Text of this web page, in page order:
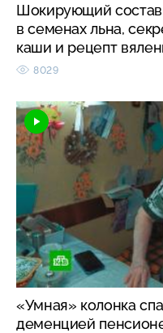
Шокирующий
в семенах льна,
каши и рецепт
8029
«Умная» колонка
деменцией